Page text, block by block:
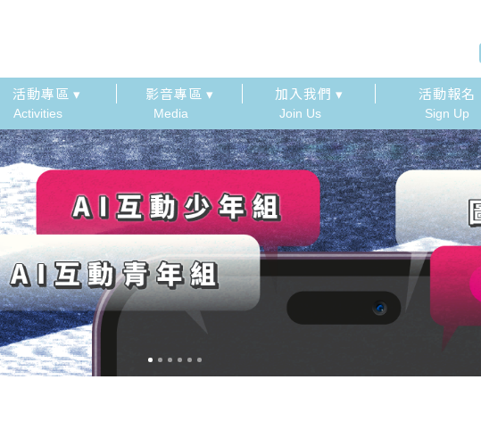
活動專區 ▾
Activities
影音專區 ▾
Media
加入我們 ▾
Join Us
活動報名
Sign Up